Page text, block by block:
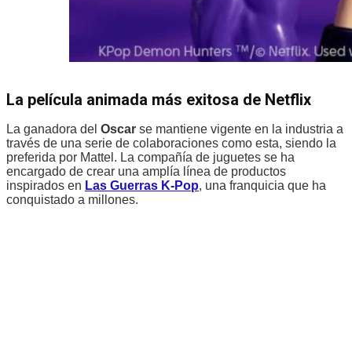
La película animada más exitosa de Netflix
La ganadora del Oscar se mantiene vigente en la industria a
través de una serie de colaboraciones como esta, siendo la
preferida por Mattel. La compañía de juguetes se ha
encargado de crear una amplía línea de productos
inspirados en Las Guerras K-Pop, una franquicia que ha
conquistado a millones.